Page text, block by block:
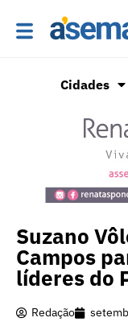
Cidades
Suzano
Campos
líderes do
Redação